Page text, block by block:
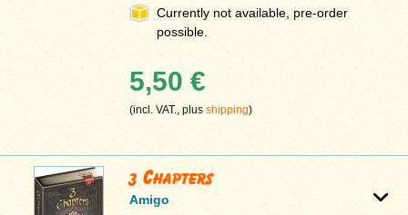
Currently not available, pre-order
possible.
5,50 €
(incl. VAT., plusshipping)
3 Chapters
Amigo